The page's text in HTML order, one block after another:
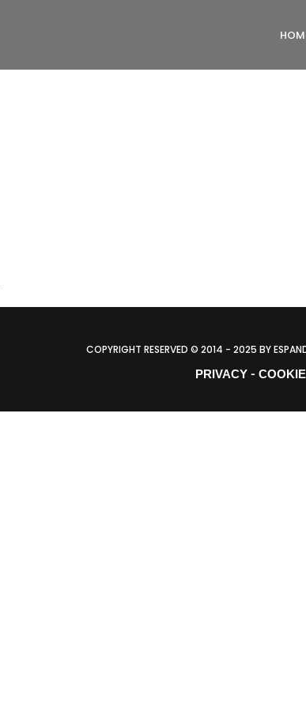
COPYRIGHT RESERVED © 2014 - 2025 BY
PRIVACY - COOKIE